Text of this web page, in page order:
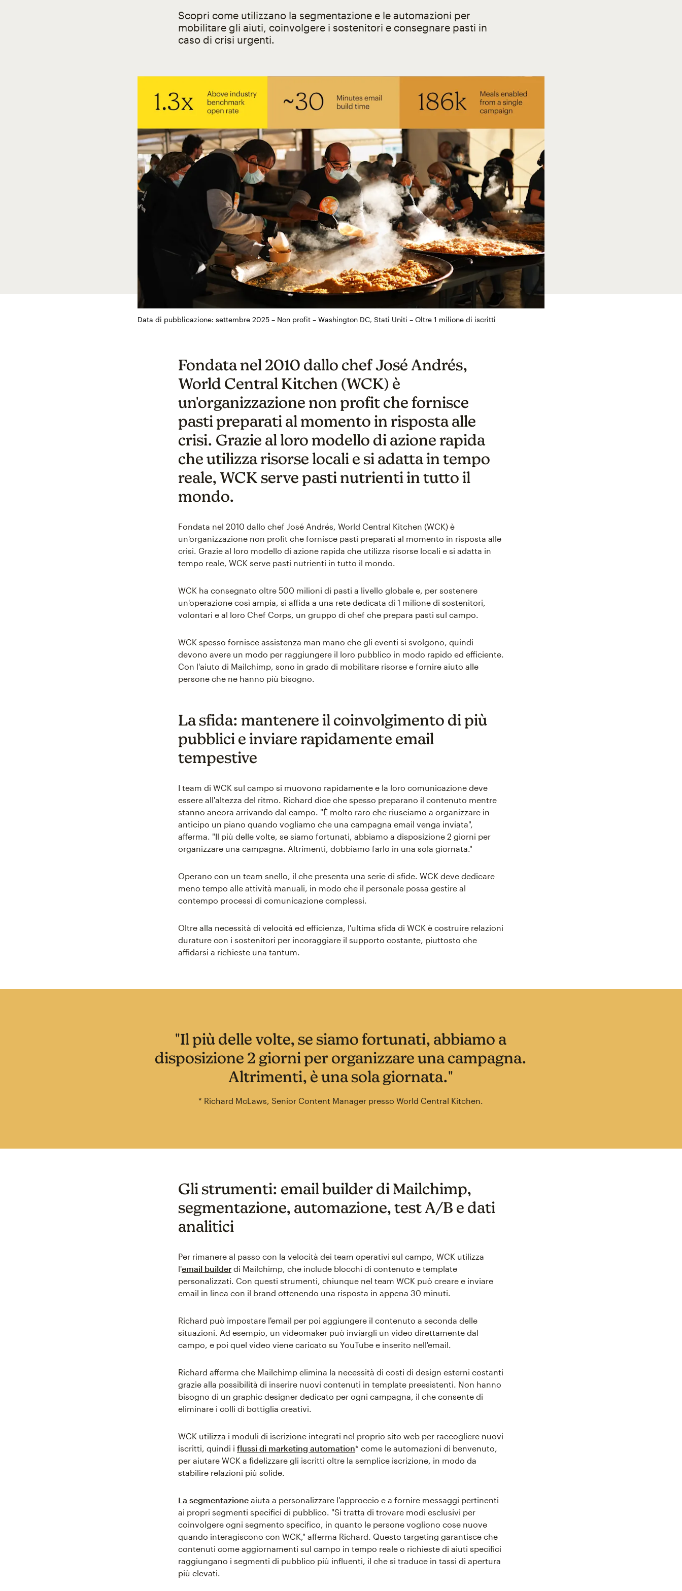
Scopri come utilizzano la segmentazione e le automazioni per
mobilitare gli aiuti, coinvolgere i sostenitori e consegnare pasti in
caso di crisi urgenti.
Data di pubblicazione: settembre 2025 – Non profit – Washington DC, Stati Uniti – Oltre 1 milione di iscritti
Fondata nel 2010 dallo chef José Andrés,
World Central Kitchen (WCK) è
un'organizzazione non profit che fornisce
pasti preparati al momento in risposta alle
crisi. Grazie al loro modello di azione rapida
che utilizza risorse locali e si adatta in tempo
reale, WCK serve pasti nutrienti in tutto il
mondo.
Fondata nel 2010 dallo chef José Andrés, World Central Kitchen (WCK) è
un'organizzazione non profit che fornisce pasti preparati al momento in risposta alle
crisi. Grazie al loro modello di azione rapida che utilizza risorse locali e si adatta in
tempo reale, WCK serve pasti nutrienti in tutto il mondo.
WCK ha consegnato oltre 500 milioni di pasti a livello globale e, per sostenere
un'operazione così ampia, si affida a una rete dedicata di 1 milione di sostenitori,
volontari e al loro Chef Corps, un gruppo di chef che prepara pasti sul campo.
WCK spesso fornisce assistenza man mano che gli eventi si svolgono, quindi
devono avere un modo per raggiungere il loro pubblico in modo rapido ed efficiente.
Con l'aiuto di Mailchimp, sono in grado di mobilitare risorse e fornire aiuto alle
persone che ne hanno più bisogno.
La sfida: mantenere il coinvolgimento di più
pubblici e inviare rapidamente email
tempestive
I team di WCK sul campo si muovono rapidamente e la loro comunicazione deve
essere all'altezza del ritmo. Richard dice che spesso preparano il contenuto mentre
stanno ancora arrivando dal campo. "È molto raro che riusciamo a organizzare in
anticipo un piano quando vogliamo che una campagna email venga inviata",
afferma. "Il più delle volte, se siamo fortunati, abbiamo a disposizione 2 giorni per
organizzare una campagna. Altrimenti, dobbiamo farlo in una sola giornata."
Operano con un team snello, il che presenta una serie di sfide. WCK deve dedicare
meno tempo alle attività manuali, in modo che il personale possa gestire al
contempo processi di comunicazione complessi.
Oltre alla necessità di velocità ed efficienza, l'ultima sfida di WCK è costruire relazioni
durature con i sostenitori per incoraggiare il supporto costante, piuttosto che
affidarsi a richieste una tantum.
"Il più delle volte, se siamo fortunati, abbiamo a
disposizione 2 giorni per organizzare una campagna.
Altrimenti, è una sola giornata."
* Richard McLaws, Senior Content Manager presso World Central Kitchen.
Gli strumenti: email builder di Mailchimp,
segmentazione, automazione, test A/B e dati
analitici
Per rimanere al passo con la velocità dei team operativi sul campo, WCK utilizza
l'email builder di Mailchimp, che include blocchi di contenuto e template
personalizzati. Con questi strumenti, chiunque nel team WCK può creare e inviare
email in linea con il brand ottenendo una risposta in appena 30 minuti.
Richard può impostare l'email per poi aggiungere il contenuto a seconda delle
situazioni. Ad esempio, un videomaker può inviargli un video direttamente dal
campo, e poi quel video viene caricato su YouTube e inserito nell'email.
Richard afferma che Mailchimp elimina la necessità di costi di design esterni costanti
grazie alla possibilità di inserire nuovi contenuti in template preesistenti. Non hanno
bisogno di un graphic designer dedicato per ogni campagna, il che consente di
eliminare i colli di bottiglia creativi.
WCK utilizza i moduli di iscrizione integrati nel proprio sito web per raccogliere nuovi
iscritti, quindi i flussi di marketing automation* come le automazioni di benvenuto,
per aiutare WCK a fidelizzare gli iscritti oltre la semplice iscrizione, in modo da
stabilire relazioni più solide.
La segmentazione aiuta a personalizzare l'approccio e a fornire messaggi pertinenti
ai propri segmenti specifici di pubblico. "Si tratta di trovare modi esclusivi per
coinvolgere ogni segmento specifico, in quanto le persone vogliono cose nuove
quando interagiscono con WCK," afferma Richard. Questo targeting garantisce che
contenuti come aggiornamenti sul campo in tempo reale o richieste di aiuti specifici
raggiungano i segmenti di pubblico più influenti, il che si traduce in tassi di apertura
più elevati.